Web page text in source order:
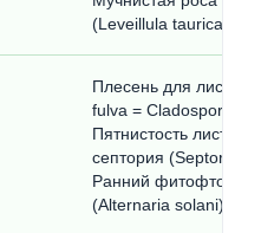
(Leveillula taurica)
Плесень для
fulva = Cladosporium
Пятнистость листьев
септория (Septoria
Ранний фитофтороз
(Alternaria solani)